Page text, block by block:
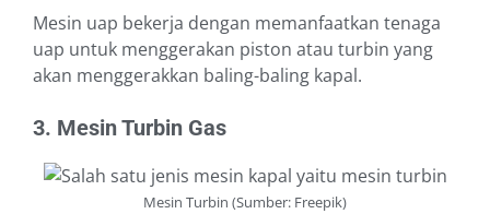
Mesin uap bekerja dengan memanfaatkan tenaga
uap untuk menggerakan piston atau turbin yang
akan menggerakkan baling-baling kapal.
3. Mesin Turbin Gas
Mesin Turbin (Sumber: Freepik)